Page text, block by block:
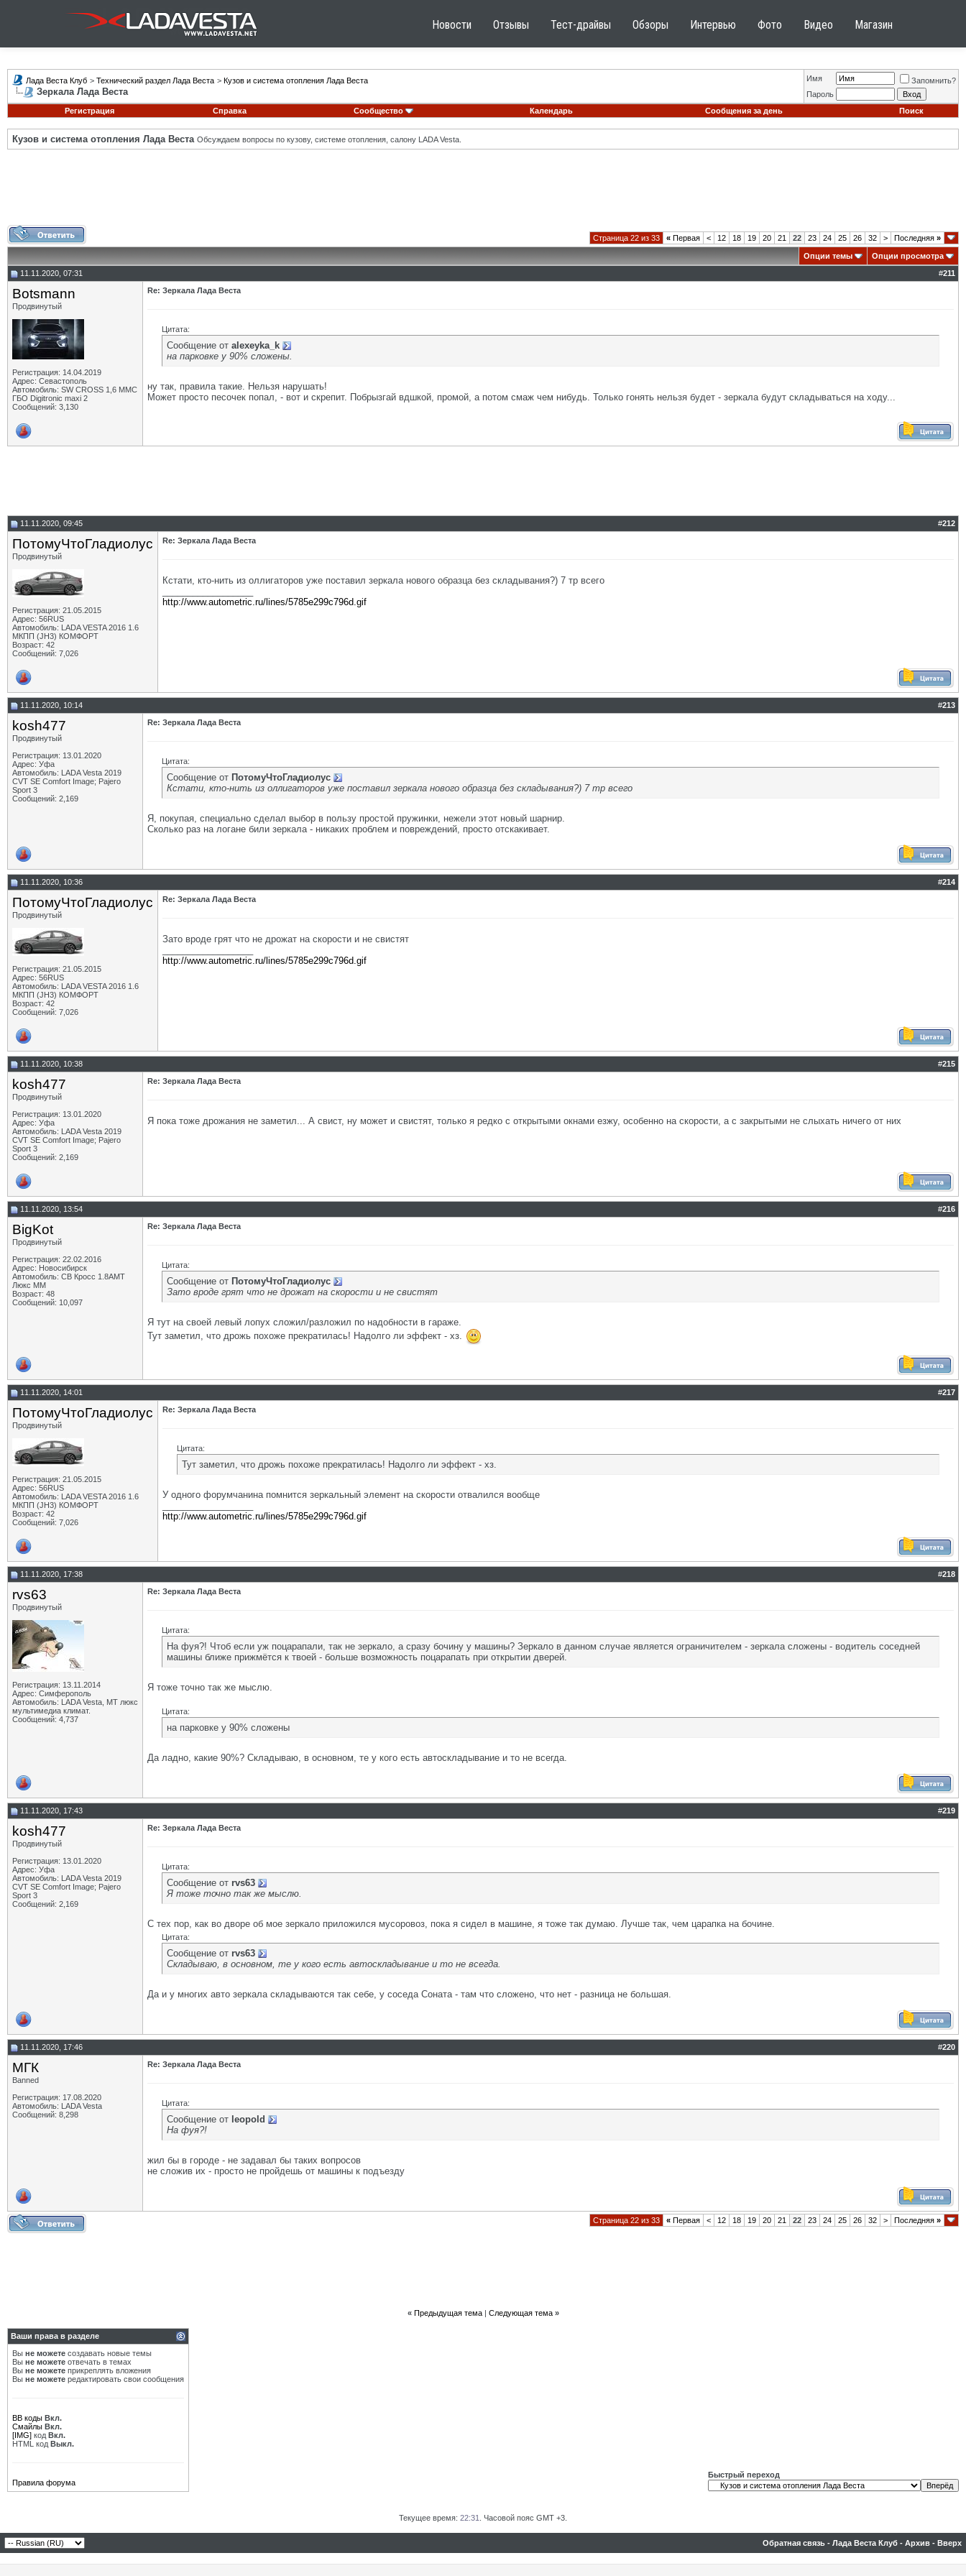
Новости Отзывы Тест-драйвы Обзоры Интервью Фото Видео Магазин
Лада Веста Клуб > Технический раздел Лада Веста > Кузов и система отопления Лада Веста
Зеркала Лада Веста
Имя
Запомнить?
Пароль
Регистрация
Справка Сообщество Календарь Сообщения за день Поиск
Кузов и система отопления Лада Веста Обсуждаем вопросы по кузову, системе отопления, салону LADA Vesta.
Страница 22 из 33 « Первая < 12 18 19 20 21 22 23 24 25 26 32 > Последняя »
Опции темы
Опции просмотра
11.11.2020, 07:31
#211
Botsmann
Продвинутый
Регистрация: 14.04.2019
Адрес: Севастополь
Автомобиль: SW CROSS 1,6 ММС
ГБО Digitronic maxi 2
Сообщений: 3,130
Re: Зеркала Лада Веста
Цитата:
Сообщение от alexeyka_k
на парковке у 90% сложены.
ну так, правила такие. Нельзя нарушать!
Может просто песочек попал, - вот и скрепит. Побрызгай вдшкой, промой, а потом смаж чем нибудь. Только гонять нельзя будет - зеркала будут складываться на ходу...
11.11.2020, 09:45 #212
ПотомуЧтоГладиолус
Продвинутый
Регистрация: 21.05.2015
Адрес: 56RUS
Автомобиль: LADA VESTA 2016 1.6
МКПП (JH3) КОМФОРТ
Возраст: 42
Сообщений: 7,026
Re: Зеркала Лада Веста
Кстати, кто-нить из оллигаторов уже поставил зеркала нового образца без складывания?) 7 тр всего
http://www.autometric.ru/lines/5785e299c796d.gif
11.11.2020, 10:14 #213
kosh477
Продвинутый
Регистрация: 13.01.2020
Адрес: Уфа
Автомобиль: LADA Vesta 2019
CVT SE Comfort Image; Pajero
Sport 3
Сообщений: 2,169
Re: Зеркала Лада Веста
Цитата:
Сообщение от ПотомуЧтоГладиолус
Кстати, кто-нить из оллигаторов уже поставил зеркала нового образца без складывания?) 7 тр всего
Я, покупая, специально сделал выбор в пользу простой пружинки, нежели этот новый шарнир.
Сколько раз на логане били зеркала - никаких проблем и повреждений, просто отскакивает.
11.11.2020, 10:36 #214
ПотомуЧтоГладиолус
Продвинутый
Регистрация: 21.05.2015
Адрес: 56RUS
Автомобиль: LADA VESTA 2016 1.6
МКПП (JH3) КОМФОРТ
Возраст: 42
Сообщений: 7,026
Re: Зеркала Лада Веста
Зато вроде грят что не дрожат на скорости и не свистят
http://www.autometric.ru/lines/5785e299c796d.gif
11.11.2020, 10:38 #215
kosh477
Продвинутый
Регистрация: 13.01.2020
Адрес: Уфа
Автомобиль: LADA Vesta 2019
CVT SE Comfort Image; Pajero
Sport 3
Сообщений: 2,169
Re: Зеркала Лада Веста
Я пока тоже дрожания не заметил... А свист, ну может и свистят, только я редко с открытыми окнами езжу, особенно на скорости, а с закрытыми не слыхать ничего от них
11.11.2020, 13:54 #216
BigKot
Продвинутый
Регистрация: 22.02.2016
Адрес: Новосибирск
Автомобиль: СВ Кросс 1.8АМТ
Люкс ММ
Возраст: 48
Сообщений: 10,097
Re: Зеркала Лада Веста
Цитата:
Сообщение от ПотомуЧтоГладиолус
Зато вроде грят что не дрожат на скорости и не свистят
Я тут на своей левый лопух сложил/разложил по надобности в гараже.
Тут заметил, что дрожь похоже прекратилась! Надолго ли эффект - хз.
11.11.2020, 14:01 #217
ПотомуЧтоГладиолус
Продвинутый
Регистрация: 21.05.2015
Адрес: 56RUS
Автомобиль: LADA VESTA 2016 1.6
МКПП (JH3) КОМФОРТ
Возраст: 42
Сообщений: 7,026
Re: Зеркала Лада Веста
Цитата:
Тут заметил, что дрожь похоже прекратилась! Надолго ли эффект - хз.
У одного форумчанина помнится зеркальный элемент на скорости отвалился вообще
http://www.autometric.ru/lines/5785e299c796d.gif
11.11.2020, 17:38 #218
rvs63
Продвинутый
Регистрация: 13.11.2014
Адрес: Симферополь
Автомобиль: LADA Vesta, МТ люкс
мультимедиа климат.
Сообщений: 4,737
Re: Зеркала Лада Веста
Цитата:
На фуя?! Чтоб если уж поцарапали, так не зеркало, а сразу бочину у машины? Зеркало в данном случае является ограничителем - зеркала сложены - водитель соседней
машины ближе прижмётся к твоей - больше возможность поцарапать при открытии дверей.
Я тоже точно так же мыслю.
Цитата:
на парковке у 90% сложены
Да ладно, какие 90%? Складываю, в основном, те у кого есть автоскладывание и то не всегда.
11.11.2020, 17:43 #219
kosh477
Продвинутый
Регистрация: 13.01.2020
Адрес: Уфа
Автомобиль: LADA Vesta 2019
CVT SE Comfort Image; Pajero
Sport 3
Сообщений: 2,169
Re: Зеркала Лада Веста
Цитата:
Сообщение от rvs63
Я тоже точно так же мыслю.
С тех пор, как во дворе об мое зеркало приложился мусоровоз, пока я сидел в машине, я тоже так думаю. Лучше так, чем царапка на бочине.
Цитата:
Сообщение от rvs63
Складываю, в основном, те у кого есть автоскладывание и то не всегда.
Да и у многих авто зеркала складываются так себе, у соседа Соната - там что сложено, что нет - разница не большая.
11.11.2020, 17:46 #220
МГК
Banned
Регистрация: 17.08.2020
Автомобиль: LADA Vesta
Сообщений: 8,298
Re: Зеркала Лада Веста
Цитата:
Сообщение от leopold
На фуя?!
жил бы в городе - не задавал бы таких вопросов
не сложив их - просто не пройдешь от машины к подъезду
Страница 22 из 33 « Первая < 12 18 19 20 21 22 23 24 25 26 32 > Последняя »
« Предыдущая тема| Следующая тема »
Ваши права в разделе
Вы не можете создавать новые темы
Вы не можете отвечать в темах
Вы не можете прикреплять вложения
Вы не можете редактировать свои сообщения
BB коды Вкл.
Смайлы Вкл.
[IMG] код Вкл.
HTML код Выкл.
Правила форума
Быстрый переход
Текущее время: 22:31 . Часовой пояс GMT +3.
Обратная связь - Лада Веста Клуб - Архив - Вверх